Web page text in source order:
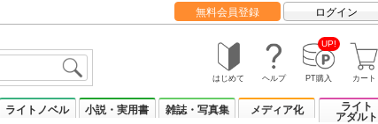
無料会員登録 ログイン
はじめて ヘルプ
UP!
PT購入 カート
ライトノベル 小説・実用書 雑誌・写真集 メディア化
ライト
アダルト